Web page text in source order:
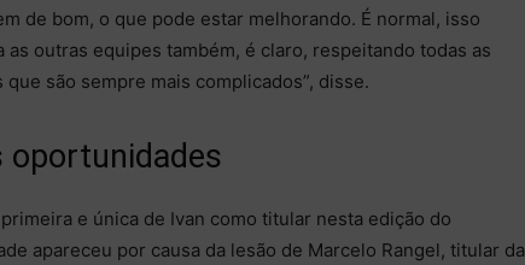
de bom, o que pode estar melhorando. É normal, isso
outras equipes também, é claro, respeitando todas as
são sempre mais complicados”, disse.
oportunidades
e única de Ivan como titular nesta edição do
apareceu por causa da lesão de Marcelo Rangel, titular da